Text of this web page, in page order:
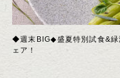
◆週末BIG◆盛夏特別試食&緑
ェア！